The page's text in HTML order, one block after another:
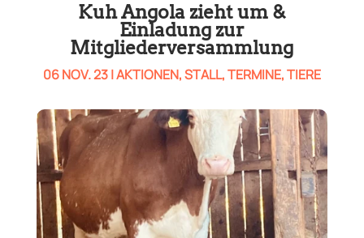
Kuh Angola zieht um &
Einladung zur
Mitgliederversammlung
06 NOV. 23|AKTIONEN,STALL,TERMINE,TIERE